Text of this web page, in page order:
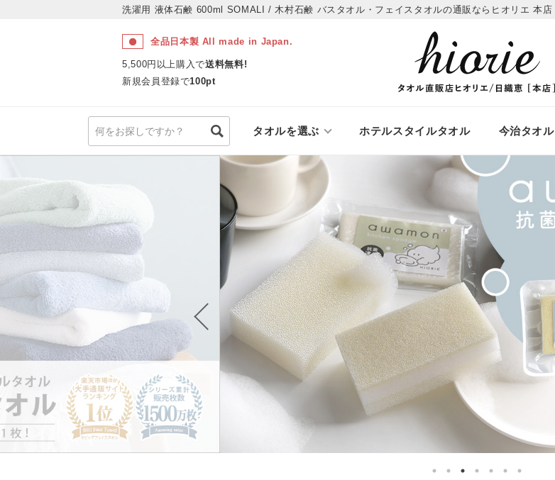
洗濯用 液体石鹸 600ml SOMALI / 木村石鹸 バスタオル・フェイスタオルの通販ならヒオリエ 本店
全品日本製 All made in Japan.
5,500円以上購入で送料無料!
新規会員登録で100pt
タオルを選ぶ ホテルスタイルタオル 今治タオル